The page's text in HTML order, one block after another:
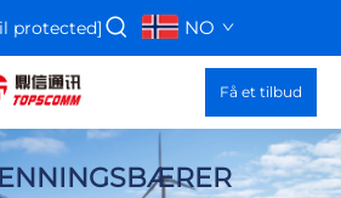
protected] NO
Få et tilbud